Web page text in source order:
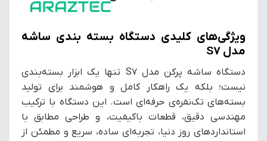
ویژگی‌های کلیدی دستگاه بسته بندی ساشه
مدل S7
دستگاه ساشه پرکن مدل S7 تنها یک ابزار بسته‌بندی
نیست؛ بلکه یک راهکار کامل و هوشمند برای تولید
بسته‌های تک‌نفره‌ی حرفه‌ای است. این دستگاه با ترکیب
مهندسی دقیق، قطعات باکیفیت، و طراحی مطابق با
استانداردهای روز دنیا، تجربه‌ای ساده، سریع و مطمئن از